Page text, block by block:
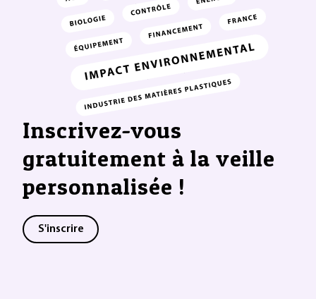
Inscrivez-vous
gratuitement à la veille
personnalisée !
S'inscrire